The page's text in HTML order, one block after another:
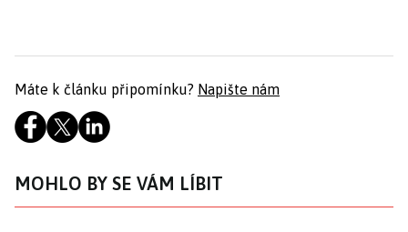
Máte k článku připomínku? Napište nám
MOHLO BY SE VÁM LÍBIT